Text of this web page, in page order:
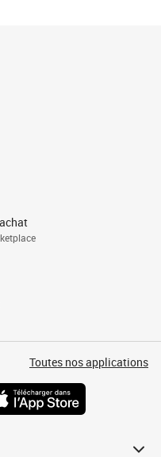
Toutes nos applications